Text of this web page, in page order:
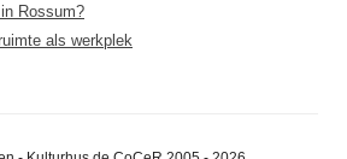
Rossum?
als werkplek